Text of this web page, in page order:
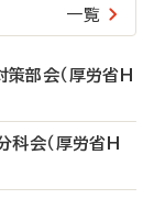
一覧
部会（厚労省H
科会（厚労省H